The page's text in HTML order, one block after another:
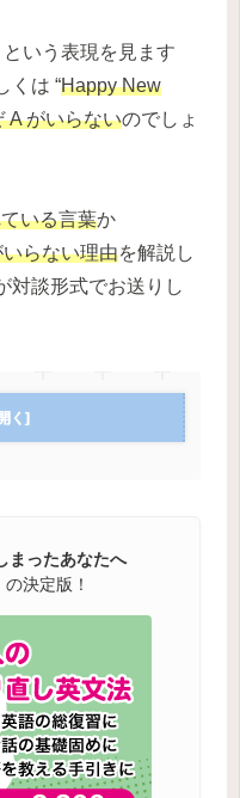
という表現を見ます
くは “Happy New
A がいらないのでしょ
いる言葉か
いらない理由を解説し
対談形式でお送りし
まったあなたへ
の決定版！